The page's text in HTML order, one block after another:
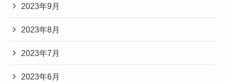
2023年9月
2023年8月
2023年7月
2023年6月